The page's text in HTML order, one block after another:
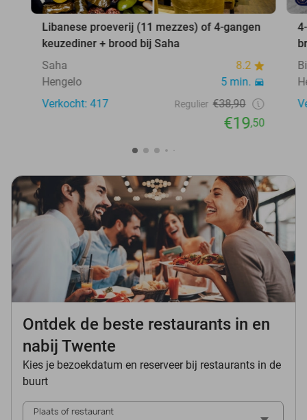
Libanese proeverij (11 mezzes) of 4-gangen
keuzediner + brood bij Saha
Saha
8.2
Hengelo
5 min.
Verkocht: 417
Regulier €38,90
€19,50
Ontdek de beste restaurants in en
nabij Twente
Kies je bezoekdatum en reserveer bij restaurants in de
buurt
Plaats of restaurant